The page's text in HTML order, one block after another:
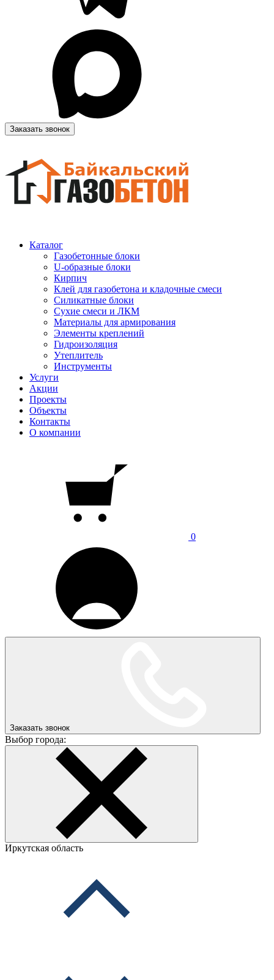
Заказать звонок
Каталог
Газобетонные блоки
U-образные блоки
Кирпич
Клей для газобетона и кладочные смеси
Силикатные блоки
Сухие смеси и ЛКМ
Материалы для армирования
Элементы креплений
Гидроизоляция
Утеплитель
Инструменты
Услуги
Акции
Проекты
Объекты
Контакты
О компании
0
Заказать звонок
Выбор города:
Иркутская область